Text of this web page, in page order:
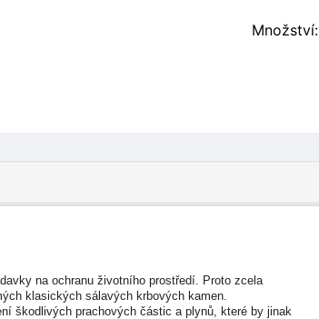
Množství:
na ochranu životního prostředí. Proto zcela
klasických sálavých krbových kamen.
škodlivých prachových částic a plynů, které by jinak